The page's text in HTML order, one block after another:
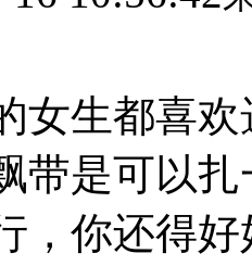
女生都喜
带是可以扎
，你还得